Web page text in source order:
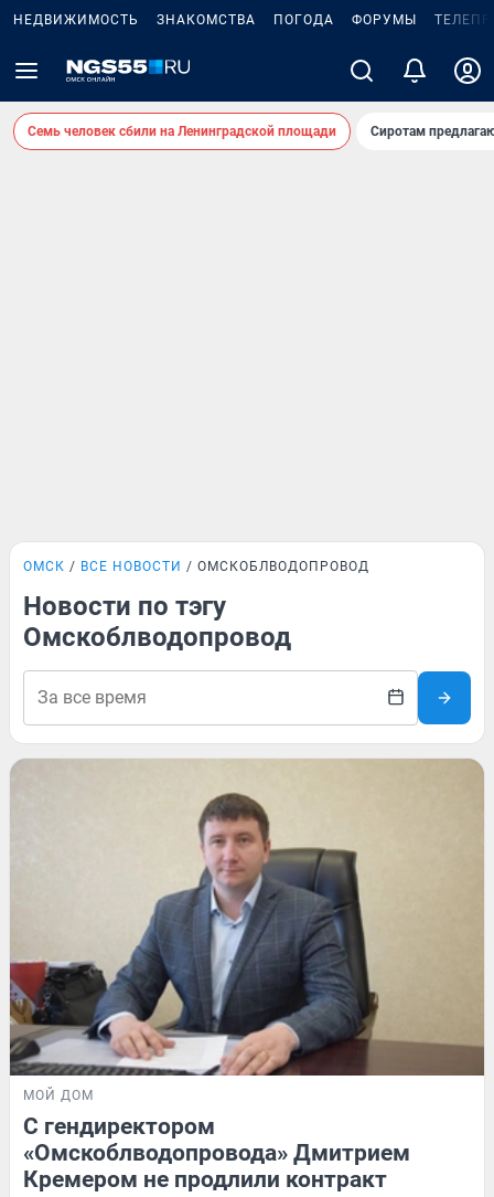
НЕДВИЖИМОСТЬ ЗНАКОМСТВА ПОГОДА ФОРУМЫ
Семь человек сбили на Ленинградской площади Сиротам
ОМСК ВСЕ НОВОСТИ ОМСКОБЛВОДОПРОВОД
Новости по тэгу
Омскоблводопровод
МОЙ ДОМ
С гендиректором
«Омскоблводопровода» Дмитрием
Кремером не продлили контракт